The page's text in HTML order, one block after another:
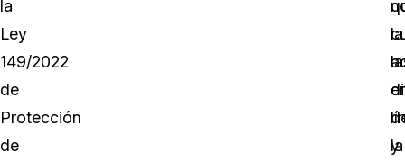
la
Ley
149/2022
de
Protección
de
la
la
y